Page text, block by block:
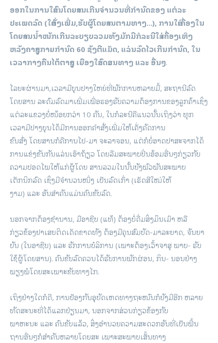
ອອກໃນການໃສ່ຄົນໂດຍສານເກີນຈໍານວນທີ່ກໍານົດຂອງ ແຕ່ລະ
ປະເພດລົດ (ໃສ່ຕັ່ງເພີ່ມ,ຮັບຜູ້ໂດຍສານຕາມທາງ…), ການໃສ່ເຄື່ອງໃນ
ໂດຍສານນໍ້າໜັກເກີນລະບຽບລວມທັງມັກມີກໍລະນີໃສ່ ເຄື່ອງເທິງ
ຫລັງຄາສູງກາຍກໍານົດ 60 ຊັງຕີແມັດ, ແລ່ນລົດໄວເກີນກໍານົດ, ໃນ
ເວລາກາງຄືນໄຕ້ຕາສູງ ເຍືອງໃສ່ລົດສວນທາງ ແລະ ອື່ນໆ.
ໄລຍະຜ່ານມາ,ເວລາມີບຸນປາງໃຫຍ່ທີ່ພັກການຫລາຍມື້, ສະຖານີລົດ
ໂດຍສານ ລະດົມລົດມາເພີ່ມເພື່ອຮອງຮັບຄວາມຕ້ອງການຂອງລູກຄ້າເຊິ່ງ
ແຕ່ລະແຂວງບໍ່ໜ້ອຍກວ່າ 10 ຄັນ, ໃນກໍລະນີຄືແນວນັ້ນເຖິງວ່າ ທຸກ
ເວລາມີປາງບຸນໄດ້ມີການອອກຄໍາສັ່ງເພີ່ມໃຫ້ເຄັ່ງຄັດການ
ຂົນສົ່ງ ໂດຍສານກໍຄືການໄປ-ມາ ຈະລາຈອນ, ແຕ່ກໍບໍ່ອາດປາສະຈາກໄດ້
ການແຂ່ງຂັນກັນແລ່ນເອົາຖ້ຽວ ໂດຍລືມສະພາບປິ່ນອ້ອມອື່ນໆກ່ຽວກັບ
ຄວາມປອດໄພໃຫ້ແກ່ຜູ້ໂດຍ ສານລວມໃນນັ້ນຍັງພົວພັນສະພາບ
ເຕັກນິກລົດ ເຊິ່ງມີຈໍານວນໜຶ່ງ ເປັນລົດເກົ່າ (ເຮັດສີໃໝ່ໃຫ້
ງາມ) ແລະ ອັນສໍາຄັນແມ່ນຄົນຂັບລົດ.
ນອກຈາກຕ້ອງຊໍານານ, ມືອາຊີບ (ແທ້) ຕ້ອງບໍ່ດື່ມສິ່ງມຶນເມົາ ຫລື
ກ່ຽວຂ້ອງຢາເສຍຕິດເດັດຂາດທັງ ຕ້ອງມີຄຸນສົມບັດ-ມາລະຍາດ, ຈັນຍາ
ບັນ (ໃນອາຊີບ) ແລະ ຮັກການບໍລິການ (ເພາະຕ້ອງເວົ້າຈາສຸ ພາບ- ຮັບ
ໃຊ້ຜູ້ໂດຍສານ). ຄົນຂັບລົດຄວນໄດ້ຮັບການພັກຜ່ອນ, ກິນ- ນອນຢ່າງ
ພຽງພໍໂດຍສະເພາະຂັບທາງໄກ.
ເຖິງຢ່າງໃດກໍດີ, ການປ້ອງກັນອຸບັດເຫດທາງຖະໜົນກໍຍັງມີອີກ ຫລາຍ
ທັດສະນະທີ່ໄດ້ແລກປ່ຽນມາ, ນອກຈາກສ່ວນກ່ຽວຂ້ອງກັບ
ພາຫະນະ ແລະ ຄົນຂັບແລ້ວ, ສິ່ງອໍານວຍຄວາມສະດວກອັນທີ່ເປັນພື້ນ
ຖານອື່ນໆກໍສໍາຄັນຫລາຍໂດຍສະ ເພາະສະພາບເສັ້ນທາງ